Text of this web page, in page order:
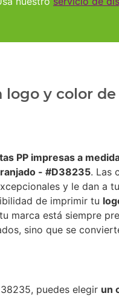
y color
PP impresas a
- #D38235. Las
y le dan a
de imprimir tu
marca está siempre
sino que se
puedes elegir un